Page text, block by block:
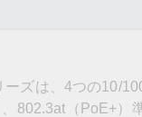
ズは、4つの10/
802.3at（PoE+）